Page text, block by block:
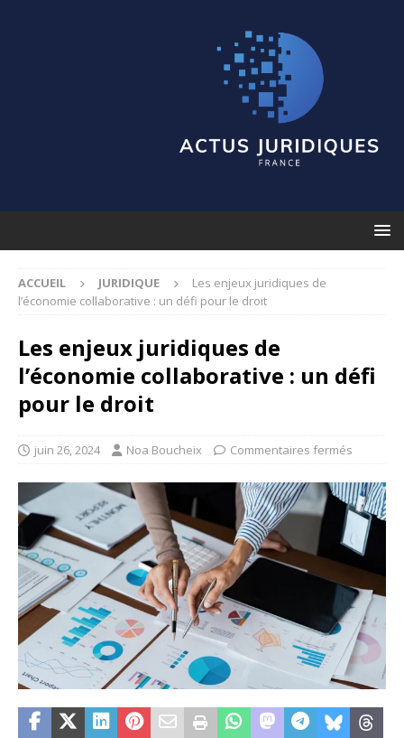
ACCUEIL JURIDIQUE
Les enjeux juridiques de
l’économie collaborative : un défi pour le droit
Les enjeux juridiques de
l’économie collaborative : un défi
pour le droit
juin 26, 2024 Noa Boucheix Commentaires fermés